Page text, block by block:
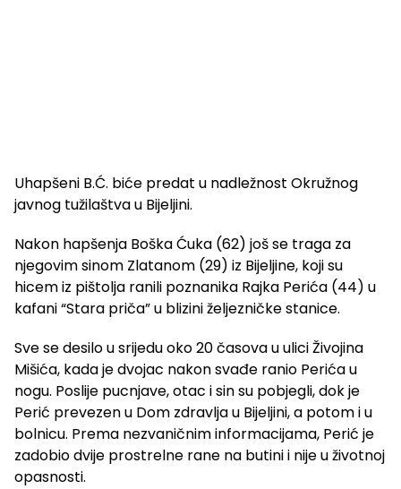
Uhapšeni B.Ć. biće predat u nadležnost Okružnog
javnog tužilaštva u Bijeljini.
Nakon hapšenja Boška Ćuka (62) još se traga za
njegovim sinom Zlatanom (29) iz Bijeljine, koji su
hicem iz pištolja ranili poznanika Rajka Perića (44) u
kafani “Stara priča” u blizini željezničke stanice.
Sve se desilo u srijedu oko 20 časova u ulici Živojina
Mišića, kada je dvojac nakon svađe ranio Perića u
nogu. Poslije pucnjave, otac i sin su pobjegli, dok je
Perić prevezen u Dom zdravlja u Bijeljini, a potom i u
bolnicu. Prema nezvaničnim informacijama, Perić je
zadobio dvije prostrelne rane na butini i nije u životnoj
opasnosti.